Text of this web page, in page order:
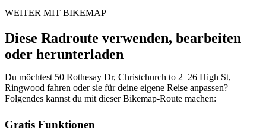
WEITER MIT BIKEMAP
Diese Radroute verwenden, bearbeiten
oder herunterladen
Du möchtest 50 Rothesay Dr, Christchurch to 2–26 High St,
Ringwood fahren oder sie für deine eigene Reise anpassen?
Folgendes kannst du mit dieser Bikemap-Route machen:
Gratis Funktionen